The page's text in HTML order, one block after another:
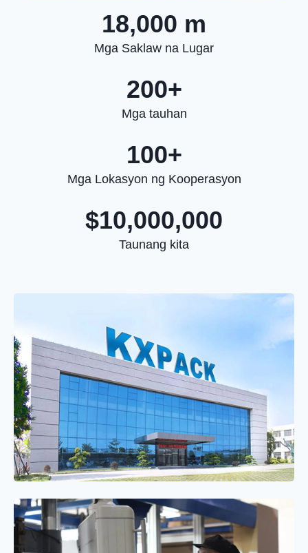
18,000 m
Mga Saklaw na Lugar
200+
Mga tauhan
100+
Mga Lokasyon ng Kooperasyon
$10,000,000
Taunang kita